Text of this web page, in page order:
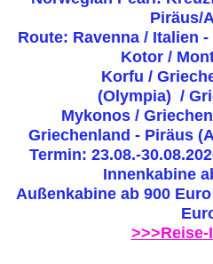
Piräus/
Route: Ravenna / Italien
Kotor /
Korfu /
(Olympia) /
Mykonos /
Griechenland - Piräus
Termin: 23.08.-
Innenkabine
Außenkabine ab 900